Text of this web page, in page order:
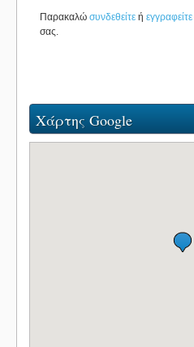
Παρακαλώ συνδεθείτε ή εγγραφείτε
σας.
Χάρτης Google